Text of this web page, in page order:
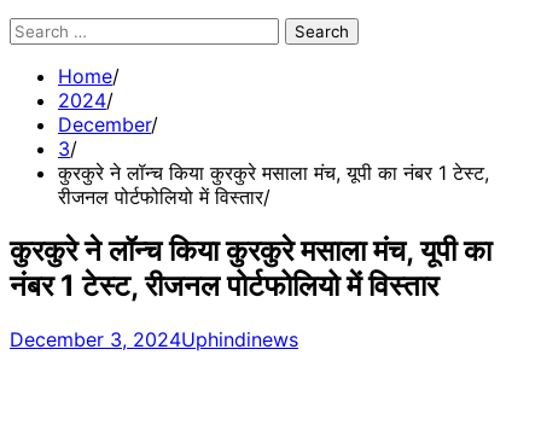
Search
Home
2024
December
3
कुरकुरे ने लॉन्च किया कुरकुरे मसाला मंच, यूपी का नंबर 1 टेस्ट,
रीजनल पोर्टफोलियो में विस्तार
कुरकुरे ने लॉन्च किया कुरकुरे मसाला मंच, यूपी का
नंबर 1 टेस्ट, रीजनल पोर्टफोलियो में विस्तार
December 3, 2024Uphindinews